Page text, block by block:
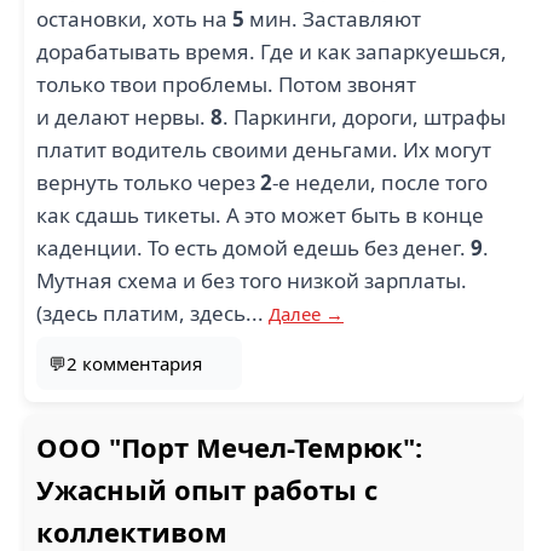
остановки, хоть на 5 мин. Заставляют
дорабатывать время. Где и как запаркуешься,
только твои проблемы. Потом звонят
и делают нервы. 8. Паркинги, дороги, штрафы
платит водитель своими деньгами. Их могут
вернуть только через2-е недели, после того
как сдашь тикеты. А это может быть в конце
каденции. То есть домой едешь без денег. 9.
Мутная схема и без того низкой зарплаты.
(здесь платим, здесь... Далее →
💬2 комментария
ООО "Порт Мечел-Темрюк":
Ужасный опыт работы с
коллективом